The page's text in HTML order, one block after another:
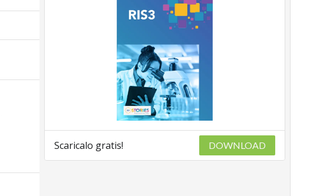
Scaricalo gratis! DOWNLOAD